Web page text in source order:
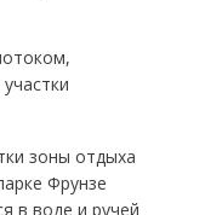
зоны отдыха
Фрунзе
в воде и ручей